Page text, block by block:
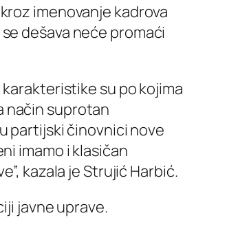
imenovanje kadrova
dešava neće promaći
su po kojima
način suprotan
partijski činovnici nove
imamo i klasičan
kazala je Strujić Harbić.
javne uprave.